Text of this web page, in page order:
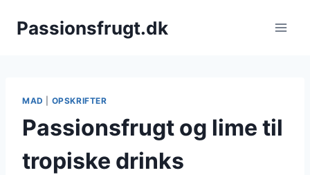
Passionsfrugt.dk
MAD OPSKRIFTER
Passionsfrugt og lime til
tropiske drinks